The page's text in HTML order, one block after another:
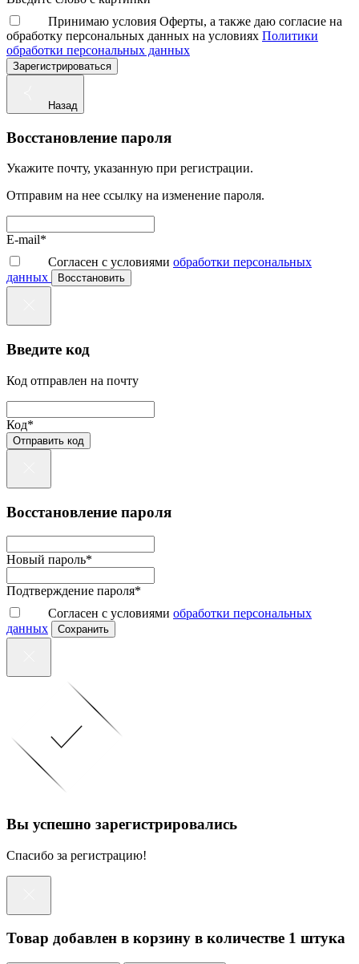
Принимаю условия Оферты, а также даю согласие на
обработку персональных данных на условиях Политики
обработки персональных данных
Зарегистрироваться
Назад
Восстановление пароля
Укажите почту, указанную при регистрации.
Отправим на нее ссылку на изменение пароля.
E-mail*
Согласен с условиями обработки персональных
данных
Восстановить
Введите код
Код отправлен на почту
Код*
Отправить код
Восстановление пароля
Новый пароль*
Подтверждение пароля*
Согласен с условиями обработки персональных
данных
Сохранить
Вы успешно зарегистрировались
Спасибо за регистрацию!
Товар добавлен в корзину в количестве 1 штука